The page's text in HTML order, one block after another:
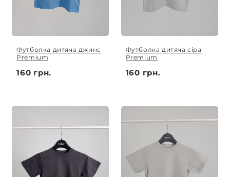
Футболка дитяча джинс
Premium
160 грн.
Футболка дитяча сіра
Premium
160 грн.